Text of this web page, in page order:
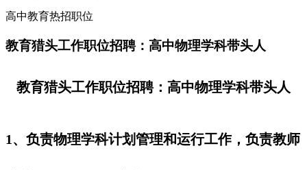
高中教育热招职位
教育猎头工作职位招聘：高中物理学科带头人
教育猎头工作职位招聘：高中物理学科带头人
1、负责物理学科计划管理和运行工作，负责教师